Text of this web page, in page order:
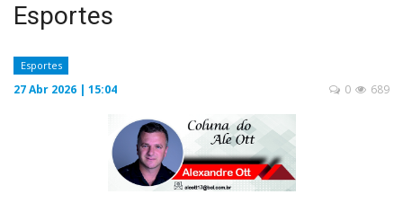
LOGIN
CADASTRAR
JORNAL DIGITAL
Esportes
Esportes
27 Abr 2026 | 15:04 689
0